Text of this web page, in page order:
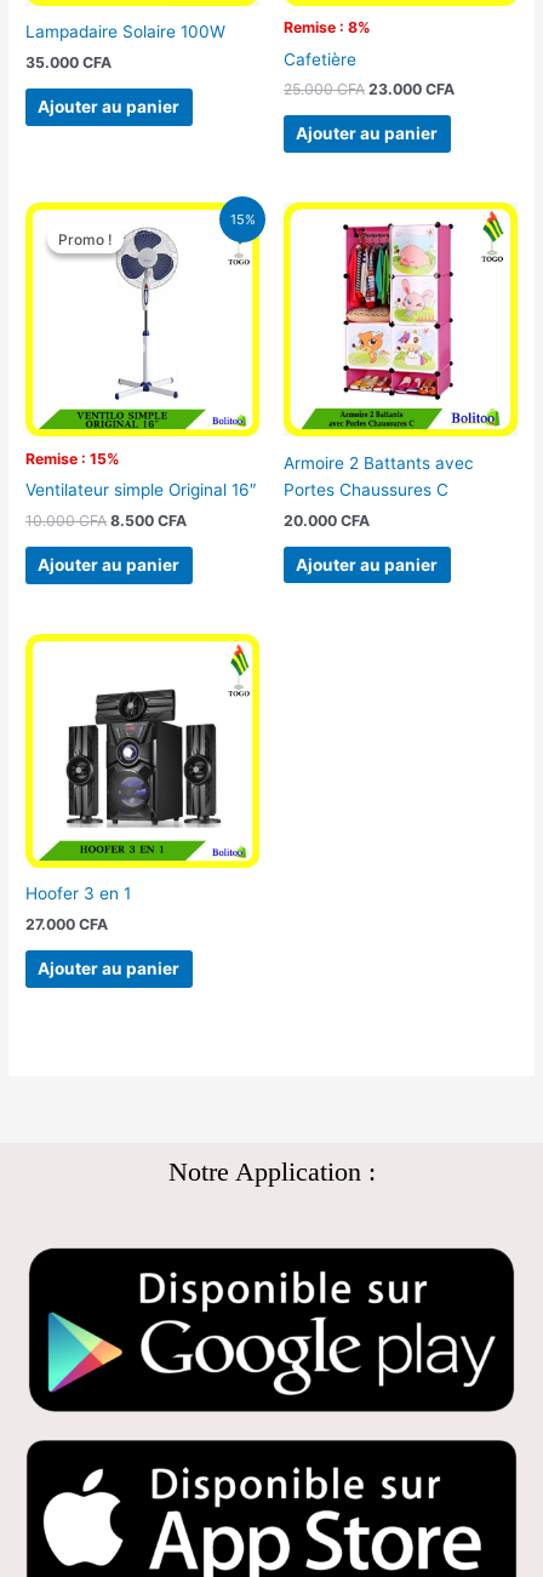
Lampadaire Solaire 100W
35.000CFA
Ajouter au panier
Remise : 8%
Cafetière
25.000CFA 23.000 CFA
Ajouter au panier
15%
Promo !
Remise : 15%
Promo !
Ventilateur simple Original 16″
10.000CFA
Le
prix
initial
était :
10.000 CFA.
8.500CFA
Le
Ajouter au panier
Armoire 2 Battants avec
Portes Chaussures C
20.000 CFA
Ajouter au panier
Hoofer 3 en 1
27.000CFA
Ajouter au panier
Notre Application :